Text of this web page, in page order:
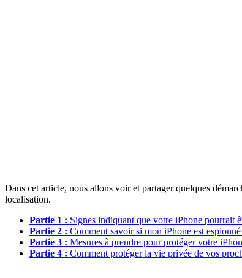
Dans cet article, nous allons voir et partager quelques
localisation.
Partie 1 : Signes indiquant que votre iPhone pourrait
Partie 2 : Comment savoir si mon iPhone est espionné
Partie 3 : Mesures à prendre pour protéger votre
Partie 4 : Comment protéger la vie privée de vos